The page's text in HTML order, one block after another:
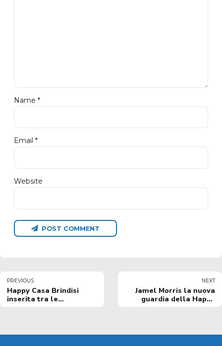
Name *
Email *
Website
POST COMMENT
PREVIOUS
Happy Casa Brindisi
inserita tra le
NEXT
Jamel Morris la nuova
guardia della Happy